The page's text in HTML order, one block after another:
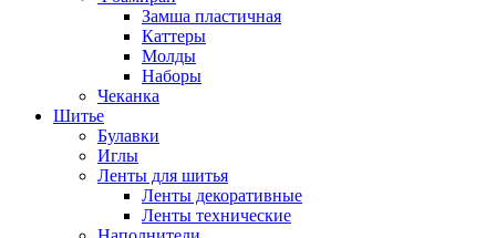
Замша пластичная
Каттеры
Молды
Наборы
Чеканка
Шитье
Булавки
Иглы
Ленты для шитья
Ленты декоративные
Ленты технические